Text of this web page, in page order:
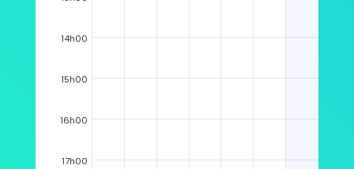
14h00
15h00
16h00
17h00